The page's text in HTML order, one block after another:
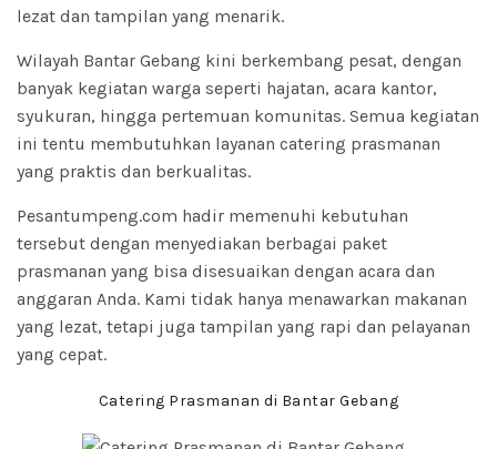
lezat dan tampilan yang menarik.
Wilayah Bantar Gebang kini berkembang pesat, dengan
banyak kegiatan warga seperti hajatan, acara kantor,
syukuran, hingga pertemuan komunitas. Semua kegiatan
ini tentu membutuhkan layanan catering prasmanan
yang praktis dan berkualitas.
Pesantumpeng.com hadir memenuhi kebutuhan
tersebut dengan menyediakan berbagai paket
prasmanan yang bisa disesuaikan dengan acara dan
anggaran Anda. Kami tidak hanya menawarkan makanan
yang lezat, tetapi juga tampilan yang rapi dan pelayanan
yang cepat.
Catering Prasmanan di Bantar Gebang